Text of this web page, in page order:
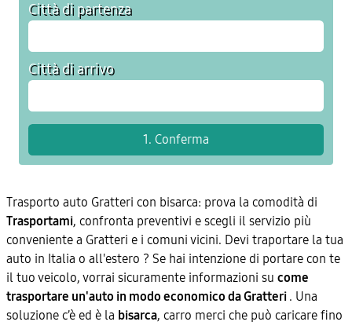
Città di partenza
Città di arrivo
Trasporto auto Gratteri con bisarca: prova la comodità di
Trasportami, confronta preventivi e scegli il servizio più
conveniente a Gratteri e i comuni vicini. Devi traportare la tua
auto in Italia o all'estero ? Se hai intenzione di portare con te
il tuo veicolo, vorrai sicuramente informazioni su come
trasportare un'auto in modo economico da Gratteri . Una
soluzione c’è ed è la bisarca, carro merci che può caricare fino